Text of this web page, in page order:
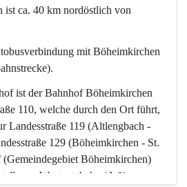
ist ca. 40 km nordöstlich von
mit Böheimkirchen
ist der Bahnhof Böheimkirchen
110, welche durch den Ort führt,
Landesstraße 119 (Altlengbach -
129 (Böheimkirchen - St.
Böheimkirchen)
zur Westautobahn (A 1).